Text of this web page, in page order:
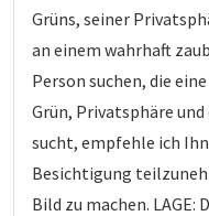
Grüns, seiner
an einem wahrhaft
Person suchen, die
Grün, Privatsphäre
sucht, empfehle ich
Besichtigung
Bild zu machen.